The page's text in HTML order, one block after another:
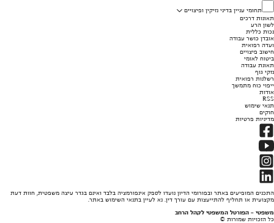
תחומי עניין בדיני נזיקין ופיצויים
תאונות דרכים
לשון הרע
נכות כללית
אובדן כושר עבודה
ועדה רפואית
חישוב פיצויים
ביטוח לאומי
תאונת עבודה
נזקי גוף
רשלנות רפואית
ייפוי כוח מתמשך
אודות
RSS
תנאי שימוש
חוקים
מדיניות פרטיות
התכנים המופיעים באתר ובפורומי הדיון נועדו לספק אינפורמציה בלבד ואינם בגדר עיצה משפטית, חוות דעת
מקצועית או תחליף להתייעצות עם עורך דין. נא לעיין בתנאי השימוש באתר.
משפטי - הפורטל המשפטי לקהל הרחב
כל הזכויות שמורות ©